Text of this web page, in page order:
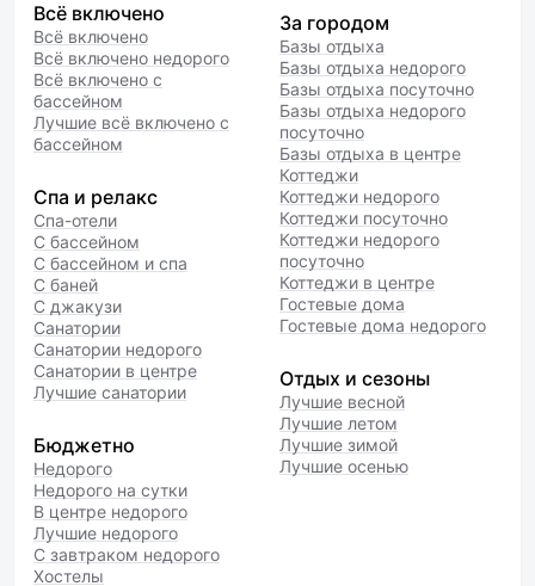
Всё включено
Всё включено
Всё включено недорого
Всё включено с
бассейном
Лучшие всё включено с
бассейном
Спа и релакс
Спа-отели
С бассейном
С бассейном и спа
С баней
С джакузи
Санатории
Санатории недорого
Санатории в центре
Лучшие санатории
Бюджетно
Недорого
Недорого на сутки
В центре недорого
Лучшие недорого
С завтраком недорого
Хостелы
За городом
Базы отдыха
Базы отдыха недорого
Базы отдыха посуточно
Базы отдыха недорого
посуточно
Базы отдыха в центре
Коттеджи
Коттеджи недорого
Коттеджи посуточно
Коттеджи недорого
посуточно
Коттеджи в центре
Гостевые дома
Гостевые дома недорого
Отдых и сезоны
Лучшие весной
Лучшие летом
Лучшие зимой
Лучшие осенью